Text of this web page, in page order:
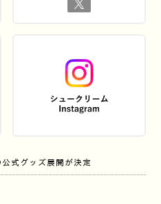
公式グッズ展開が決定